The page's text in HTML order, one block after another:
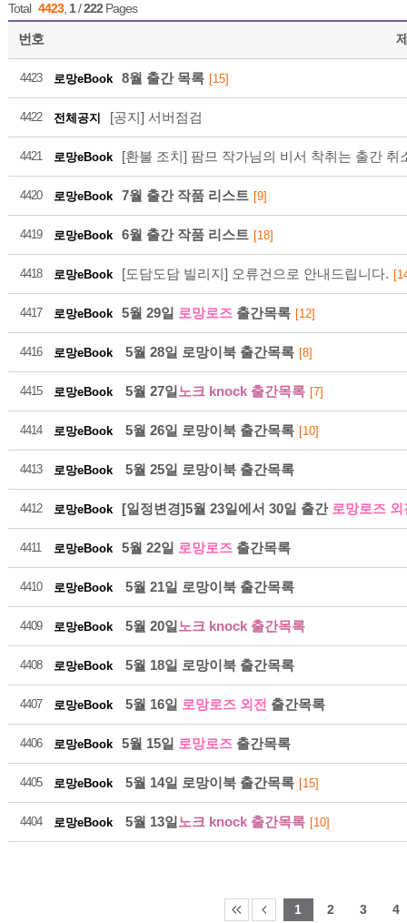
2026-
2026-
Total 4423, 1/222 Pages
번호
4423 로망eBook 8월 출간 목록 [15]
4422 전체공지 [공지] 서버점검
4421 로망eBook [환불 조치] 팜므 작가님의 비서 착취는 출간 취
4420 로망eBook 7월 출간 작품 리스트 [9]
4419 로망eBook 6월 출간 작품 리스트 [18]
4418 로망eBook [도담도담 빌리지] 오류건으로 안내드립니다.
4417 로망eBook 5월 29일 로망로즈 출간목록 [12]
4416 로망eBook 5월 28일 로망이북 출간목록 [8]
4415 로망eBook 5월 27일 노크 knock 출간목록 [7]
4414 로망eBook 5월 26일 로망이북 출간목록 [10]
4413 로망eBook 5월 25일 로망이북 출간목록
4412 로망eBook [일정변경]5월 23일에서 30일 출간 로망로즈 외
4411 로망eBook 5월 22일 로망로즈 출간목록
4410 로망eBook 5월 21일 로망이북 출간목록
4409 로망eBook 5월 20일 노크 knock 출간목록
4408 로망eBook 5월 18일 로망이북 출간목록
4407 로망eBook 5월 16일 로망로즈 외전 출간목록
4406 로망eBook 5월 15일 로망로즈 출간목록
4405 로망eBook 5월 14일 로망이북 출간목록 [15]
4404 로망eBook 5월 13일 노크 knock 출간목록 [10]
1 2 3 4